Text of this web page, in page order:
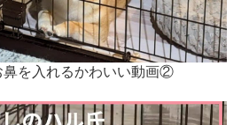
を入れるかわいい動画②